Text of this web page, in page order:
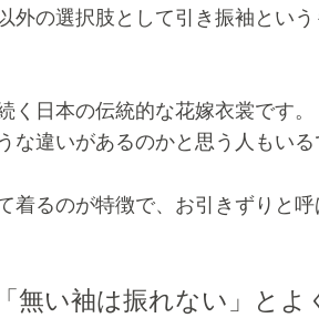
外の選択肢として引き振袖という
く日本の伝統的な花嫁衣裳です。
な違いがあるのかと思う人もいる
着るのが特徴で、お引きずりと呼
無い袖は振れない」と